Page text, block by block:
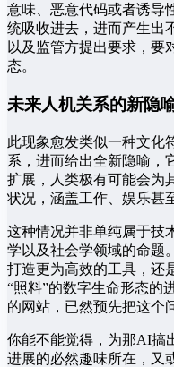
意味、恶意代码或者诱导
统吸收进去，进而产生出
以及监管方提出要求，要
态。
未来人机关系的新隐
此现象愈发类似一种文化
系，进而给出全新隐喻，
扩展，人类极有可能会为
状况，涵盖工作、娱乐甚
这种情况并非单纯属于技
学以及社会学领域的命题
打造更为高效的工具，还
“照料”的数字生命形态的
的网站，已然预先把这个
你能不能觉得，为那AI搞
进展的必然趣味所在，又